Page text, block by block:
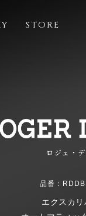
STORE
ロジェ・
品番：
エクスカ